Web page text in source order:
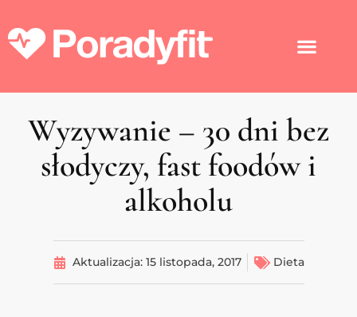
Wyzywanie – 30 dni bez
słodyczy, fast foodów i
alkoholu
Aktualizacja: 15 listopada, 2017 Dieta